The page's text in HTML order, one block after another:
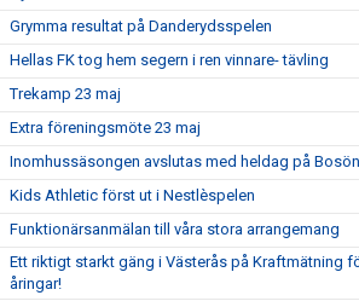
Grymma resultat på Danderydsspelen
Hellas FK tog hem segern i ren vinnare- tävling
Trekamp 23 maj
Extra föreningsmöte 23 maj
Inomhussäsongen avslutas med heldag på Bosön
Kids Athletic först ut i Nestlèspelen
Funktionärsanmälan till våra stora arrangemang
Ett riktigt starkt gäng i Västerås på Kraftmätning
åringar!